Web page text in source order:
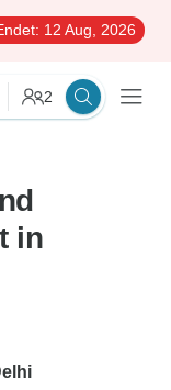
12 Aug, 2026
2
in